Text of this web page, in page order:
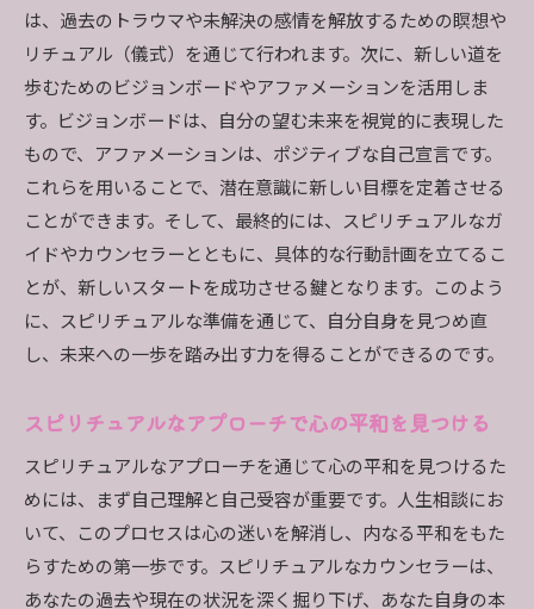
は、過去のトラウマや未解決の感情を解放するための瞑想や
リチュアル（儀式）を通じて行われます。次に、新しい道を
歩むためのビジョンボードやアファメーションを活用しま
す。ビジョンボードは、自分の望む未来を視覚的に表現した
もので、アファメーションは、ポジティブな自己宣言です。
これらを用いることで、潜在意識に新しい目標を定着させる
ことができます。そして、最終的には、スピリチュアルなガ
イドやカウンセラーとともに、具体的な行動計画を立てるこ
とが、新しいスタートを成功させる鍵となります。このよう
に、スピリチュアルな準備を通じて、自分自身を見つめ直
し、未来への一歩を踏み出す力を得ることができるのです。
スピリチュアルなアプローチで心の平和を見つける
スピリチュアルなアプローチを通じて心の平和を見つけるた
めには、まず自己理解と自己受容が重要です。人生相談にお
いて、このプロセスは心の迷いを解消し、内なる平和をもた
らすための第一歩です。スピリチュアルなカウンセラーは、
あなたの過去や現在の状況を深く掘り下げ、あなた自身の本